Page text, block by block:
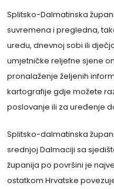
Splitsko-Dalmatinska
suvremena i pregledna,
uredu, dnevnoj sobi ili
umjetničke reljefne sjene
pronalaženje željenih
kartografije gdje možete
poslovanje ili za uređenje
Splitsko-dalmatinska
srednjoj Dalmaciji sa
županija po površini je
ostatkom Hrvatske